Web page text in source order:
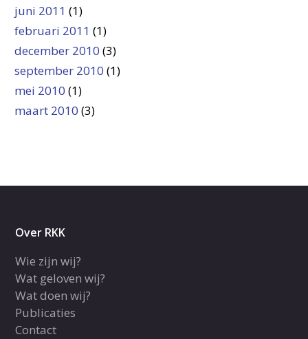
juni 2011 (1)
februari 2011 (1)
december 2010 (3)
september 2010 (1)
mei 2010 (1)
maart 2010 (3)
Over RKK
Wie zijn wij?
Wat geloven wij?
Wat doen wij?
Publicaties
Contact